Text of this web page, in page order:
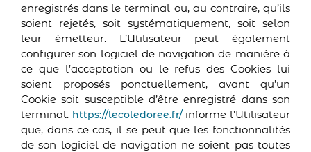
enregistrés dans le terminal ou, au contraire, qu’ils
soient rejetés, soit systématiquement, soit selon
leur émetteur. L’Utilisateur peut également
configurer son logiciel de navigation de manière à
ce que l’acceptation ou le refus des Cookies lui
soient proposés ponctuellement, avant qu’un
Cookie soit susceptible d’être enregistré dans son
terminal. https://lecoledoree.fr/informe l’Utilisateur
que, dans ce cas, il se peut que les fonctionnalités
de son logiciel de navigation ne soient pas toutes